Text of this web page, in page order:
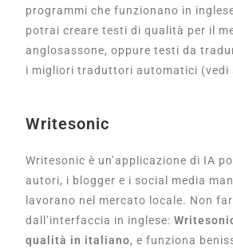
programmi che funzionano in
potrai creare testi di qualità per il
anglosassone, oppure testi da
i migliori traduttori automatici (vedi
Writesonic
Writesonic è un’applicazione di IA
autori, i blogger e i social media
lavorano nel mercato locale. Non
dall’interfaccia in inglese:
qualità in italiano, e funziona